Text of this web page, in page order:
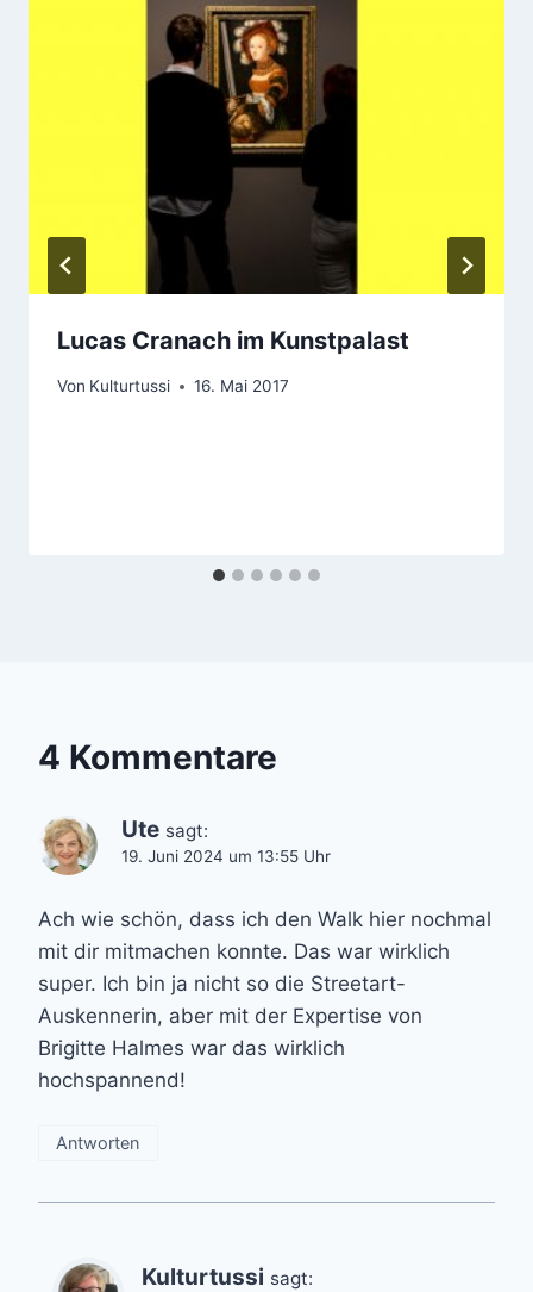
Lucas Cranach im Kunstpalast
Von Kulturtussi 16. Mai 2017
4 Kommentare
Ute sagt:
19. Juni 2024 um 13:55 Uhr
Ach wie schön, dass ich den Walk hier nochmal
mit dir mitmachen konnte. Das war wirklich
super. Ich bin ja nicht so die Streetart-
Auskennerin, aber mit der Expertise von
Brigitte Halmes war das wirklich
hochspannend!
Antworten
Kulturtussi sagt: